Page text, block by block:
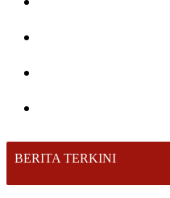
BERITA TERKINI